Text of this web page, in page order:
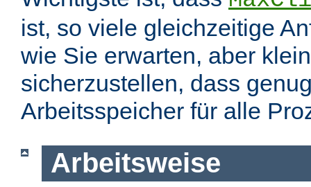
ist, so viele gleichzeitige
wie Sie erwarten, aber
sicherzustellen, dass
Arbeitsspeicher für alle
Arbeitsweise